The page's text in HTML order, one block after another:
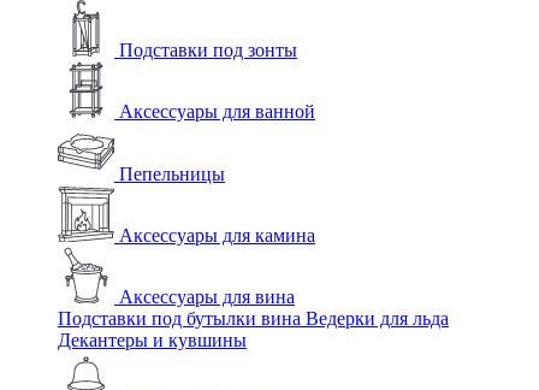
Подставки под зонты
Аксессуары для ванной
Пепельницы
Аксессуары для камина
Аксессуары для вина
Подставки под бутылки вина Ведерки для льда
Декантеры и кувшины